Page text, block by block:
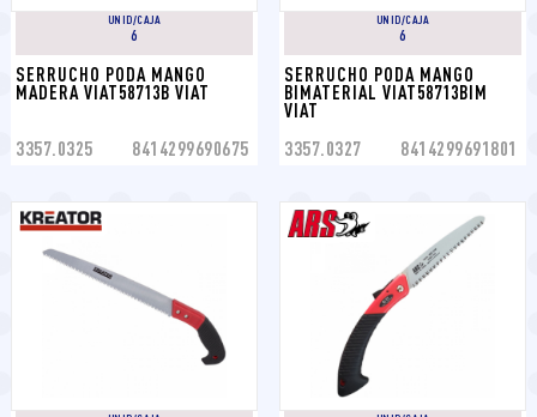
UNID/CAJA
6
SERRUCHO PODA MANGO
MADERA VIAT58713B VIAT
3357.0325 8414299690675
UNID/CAJA
6
SERRUCHO PODA MANGO
BIMATERIAL VIAT58713BIM
VIAT
3357.0327 8414299691801